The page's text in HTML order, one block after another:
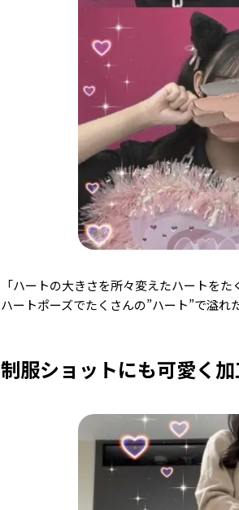
「ハートの大きさを所々変えたハートを
ハートポーズでたくさんの”ハート”で溢
制服ショットにも可愛く